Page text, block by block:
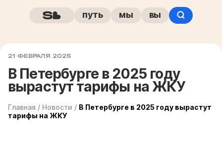
путь мы вы
21 ФЕВРАЛЯ 2025
В Петербурге в 2025 году
вырастут тарифы на ЖКУ
Главная / Новости / В Петербурге в 2025 году вырастут
тарифы на ЖКУ